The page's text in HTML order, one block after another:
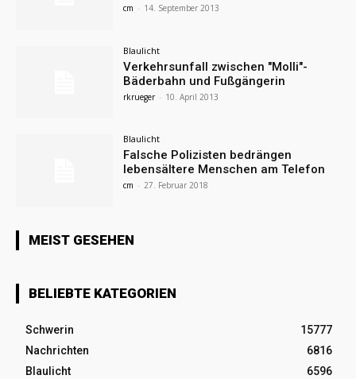
cm - 14. September 2013
Blaulicht
Verkehrsunfall zwischen "Molli"-
Bäderbahn und Fußgängerin
rkrueger - 10. April 2013
Blaulicht
Falsche Polizisten bedrängen
lebensältere Menschen am Telefon
cm - 27. Februar 2018
MEIST GESEHEN
BELIEBTE KATEGORIEN
Schwerin
15777
Nachrichten
6816
Blaulicht
6596